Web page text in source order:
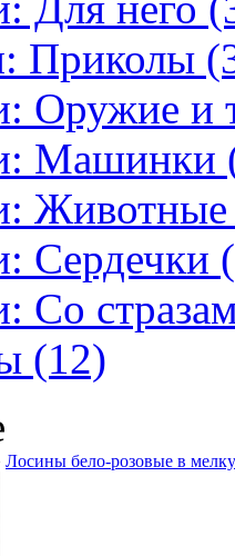
Приколы
Оружие и
Машинки
Животные
Сердечки
Со
(12)
Лосины бело-розовые в